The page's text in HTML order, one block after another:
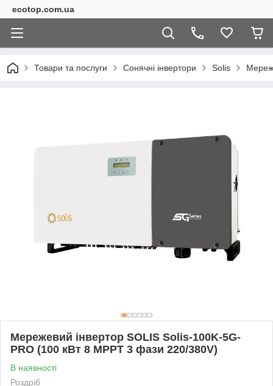
ecotop.com.ua
Товари та послуги Сонячні інвертори Solis
Мережевий інвертор SOLIS Solis-100K-5G-
PRO (100 кВт 8 MPPT 3 фази 220/380V)
В наявності
Роздріб